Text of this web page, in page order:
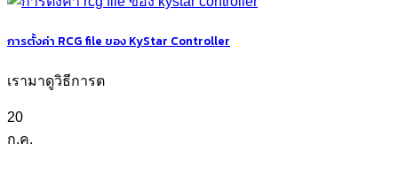
การตั้งค่า RCG file ของ KyStar Controller
เรามาดูวิธีการต
20
ก.ค.